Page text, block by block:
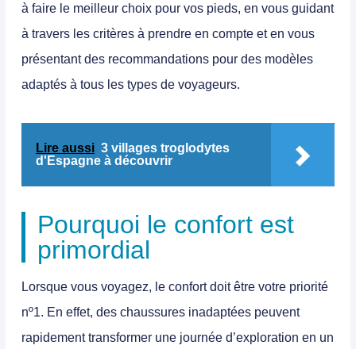
à faire le meilleur choix pour vos pieds, en vous guidant
à travers les critères à prendre en compte et en vous
présentant des recommandations pour des modèles
adaptés à tous les types de voyageurs.
Lire aussi 3 villages troglodytes
d'Espagne à découvrir
Pourquoi le confort est
primordial
Lorsque vous voyagez, le confort doit être votre priorité
nº1. En effet, des chaussures inadaptées peuvent
rapidement transformer une journée d’exploration en un